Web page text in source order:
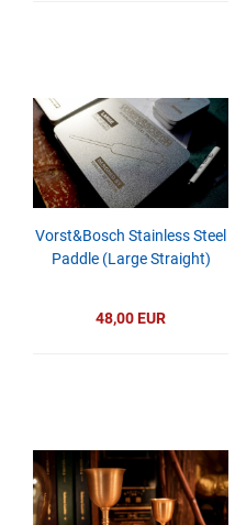
Vorst&Bosch Stainless Steel
Paddle (Large Straight)
48,00 EUR